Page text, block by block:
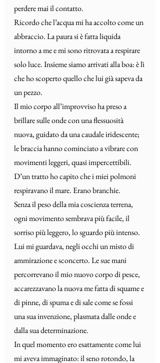
perdere mai il contatto.
Ricordo che l’acqua mi ha accolto come un
abbraccio. La paura si è fatta liquida
intorno a me e mi sono ritrovata a respirare
solo luce. Insieme siamo arrivati alla boa: è lì
che ho scoperto quello che lui già sapeva da
un pezzo.
Il mio corpo all’improvviso ha preso a
brillare sulle onde con una flessuosità
nuova, guidato da una caudale iridescente;
le braccia hanno cominciato a vibrare con
movimenti leggeri, quasi impercettibili.
D’un tratto ho capito che i miei polmoni
respiravano il mare. Erano branchie.
Senza il peso della mia coscienza terrena,
ogni movimento sembrava più facile, il
sorriso più leggero, lo sguardo più intenso.
Lui mi guardava, negli occhi un misto di
ammirazione e sconcerto. Le sue mani
percorrevano il mio nuovo corpo di pesce,
accarezzavano la nuova me fatta di squame e
di pinne, di spuma e di sale come se fossi
una sua invenzione, plasmata dalle onde e
dalla sua determinazione.
In quel momento ero esattamente come lui
mi aveva immaginato: il seno rotondo, la